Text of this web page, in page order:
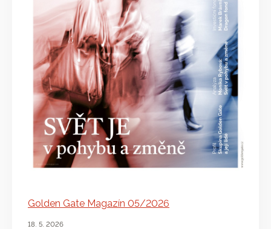
Golden Gate Magazín 05/2026
18. 5. 2026